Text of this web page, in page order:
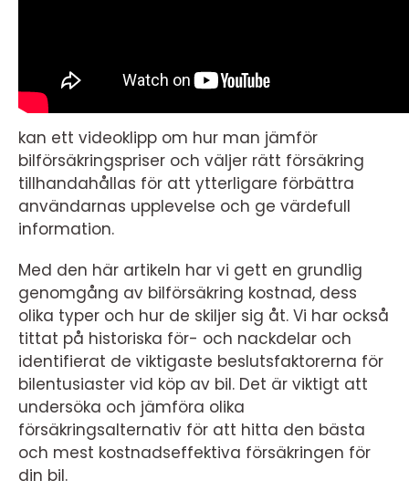
kan ett videoklipp om hur man jämför
bilförsäkringspriser och väljer rätt försäkring
tillhandahållas för att ytterligare förbättra
användarnas upplevelse och ge värdefull
information.
Med den här artikeln har vi gett en grundlig
genomgång av bilförsäkring kostnad, dess
olika typer och hur de skiljer sig åt. Vi har också
tittat på historiska för- och nackdelar och
identifierat de viktigaste beslutsfaktorerna för
bilentusiaster vid köp av bil. Det är viktigt att
undersöka och jämföra olika
försäkringsalternativ för att hitta den bästa
och mest kostnadseffektiva försäkringen för
din bil.